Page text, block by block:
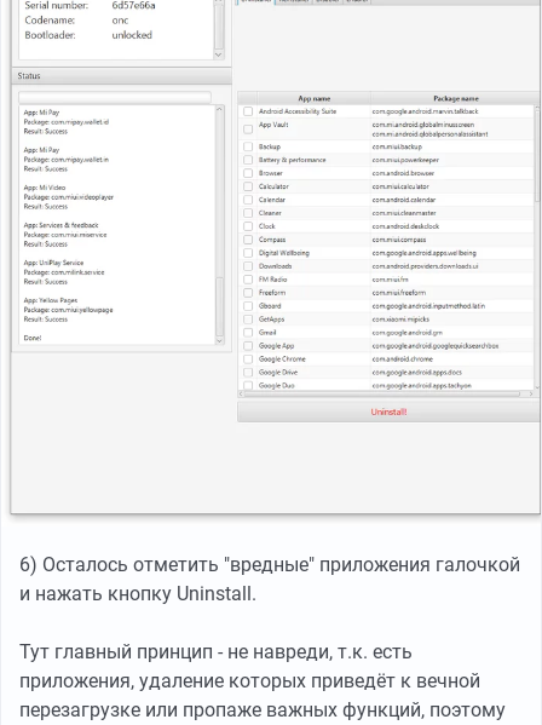
6) Осталось отметить "вредные" приложения галочкой
и нажать кнопку Uninstall.
Тут главный принцип - не навреди, т.к. есть
приложения, удаление которых приведёт к вечной
перезагрузке или пропаже важных функций, поэтому